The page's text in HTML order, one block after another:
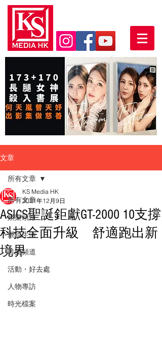
文章
所有文章
娛樂頭條
潮流生活
音樂頻道
活動・好去處
人物專訪
時光檔案
所有文章
ASICS聖誕鉅獻GT-2000 10支撐
科技全面升級 舒適跑出新
境界
KS Media HK
2021年12月9日